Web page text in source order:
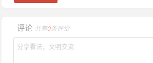
评论 共有0条评论